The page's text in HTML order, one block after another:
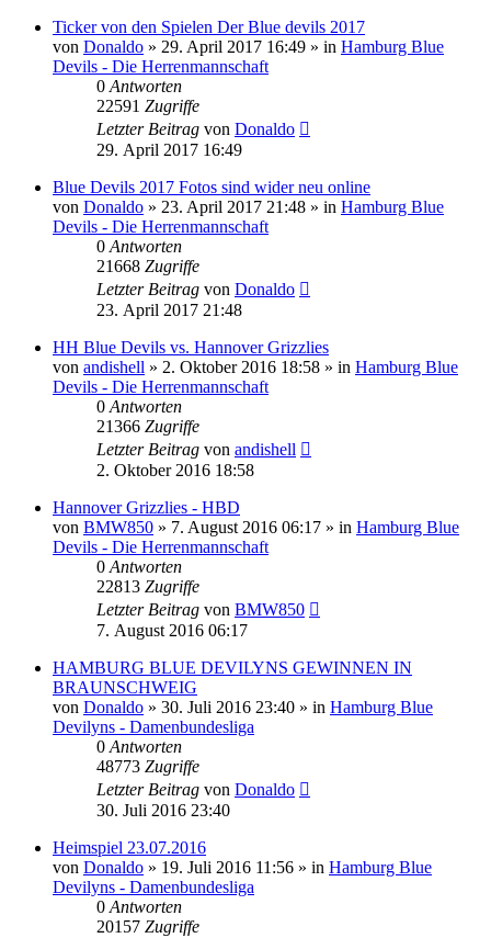
Ticker von den Spielen Der Blue devils 2017
von Donaldo » 29. April 2017 16:49 » in Hamburg Blue
Devils - Die Herrenmannschaft
0 Antworten
22591 Zugriffe
Letzter Beitrag von Donaldo
29. April 2017 16:49
Blue Devils 2017 Fotos sind wider neu online
von Donaldo » 23. April 2017 21:48 » in Hamburg Blue
Devils - Die Herrenmannschaft
0 Antworten
21668 Zugriffe
Letzter Beitrag von Donaldo
23. April 2017 21:48
HH Blue Devils vs. Hannover Grizzlies
von andishell » 2. Oktober 2016 18:58 » in Hamburg Blue
Devils - Die Herrenmannschaft
0 Antworten
21366 Zugriffe
Letzter Beitrag von andishell
2. Oktober 2016 18:58
Hannover Grizzlies - HBD
von BMW850 » 7. August 2016 06:17 » in Hamburg Blue
Devils - Die Herrenmannschaft
0 Antworten
22813 Zugriffe
Letzter Beitrag von BMW850
7. August 2016 06:17
HAMBURG BLUE DEVILYNS GEWINNEN IN
BRAUNSCHWEIG
von Donaldo » 30. Juli 2016 23:40 » in Hamburg Blue
Devilyns - Damenbundesliga
0 Antworten
48773 Zugriffe
Letzter Beitrag von Donaldo
30. Juli 2016 23:40
Heimspiel 23.07.2016
von Donaldo » 19. Juli 2016 11:56 » in Hamburg Blue
Devilyns - Damenbundesliga
0 Antworten
20157 Zugriffe